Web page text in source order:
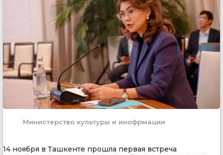
Министерство культуры и инофрмации
14 ноября в Ташкенте прошла первая встреча